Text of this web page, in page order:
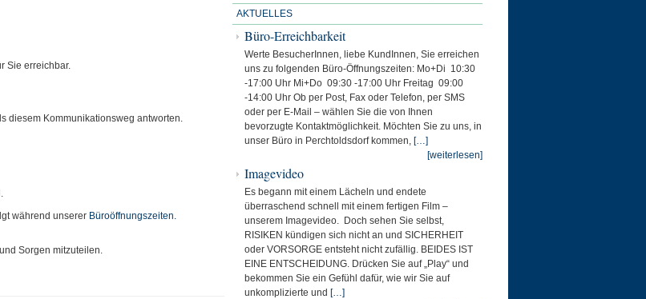
Sie erreichbar.
diesem Kommunikationsweg antworten.
während unserer Büroöffnungszeiten.
Sorgen mitzuteilen.
AKTUELLES
Büro-Erreichbarkeit
Werte BesucherInnen, liebe KundInnen, Sie erreichen
uns zu folgenden Büro-Öffnungszeiten: Mo+Di 10:30
-17:00 Uhr Mi+Do 09:30 -17:00 Uhr Freitag 09:00
-14:00 Uhr Ob per Post, Fax oder Telefon, per SMS
oder per E-Mail – wählen Sie die von Ihnen
bevorzugte Kontaktmöglichkeit. Möchten Sie zu uns, in
unser Büro in Perchtoldsdorf kommen,[…]
[weiterlesen]
Imagevideo
Es begann mit einem Lächeln und endete
überraschend schnell mit einem fertigen Film –
unserem Imagevideo. Doch sehen Sie selbst,
RISIKEN kündigen sich nicht an und SICHERHEIT
oder VORSORGE entsteht nicht zufällig. BEIDES IST
EINE ENTSCHEIDUNG. Drücken Sie auf „Play“ und
bekommen Sie ein Gefühl dafür, wie wir Sie auf
unkomplizierte und[…]